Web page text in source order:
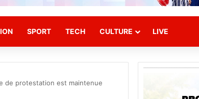
SPORT TECH CULTURE LIVE
de protestation est maintenue